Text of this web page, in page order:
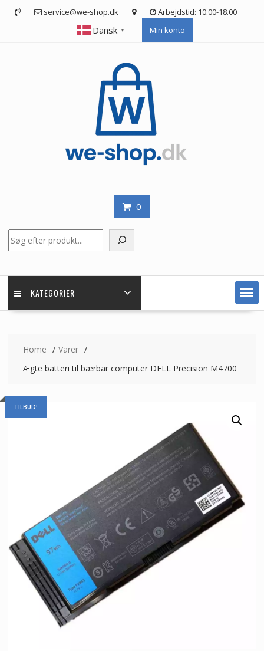
service@we-shop.dk Arbejdstid: 10.00-18.00
Dansk ▼ Min konto
0
KATEGORIER
Home
Varer
Ægte batteri til bærbar computer DELL Precision M4700
TILBUD!